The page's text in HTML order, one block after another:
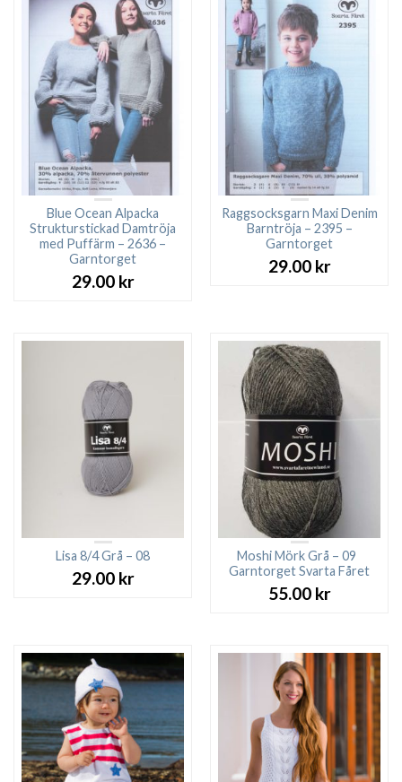
Blue Ocean Alpacka
Strukturstickad Damtröja
med Puffärm – 2636 –
Garntorget
29.00 kr
Raggsocksgarn Maxi Denim
Barntröja – 2395 –
Garntorget
29.00 kr
Lisa 8/4 Grå – 08
29.00 kr
Moshi Mörk Grå – 09
Garntorget Svarta Fåret
55.00 kr